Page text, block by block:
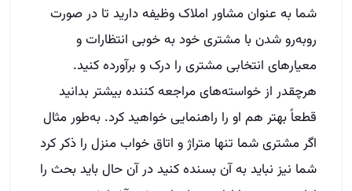
شما به عنوان مشاور املاک وظیفه دارید تا در صورت
روبه‌رو شدن با مشتری خود به خوبی انتظارات و
معیارهای انتخابی مشتری را درک و برآورده کنید.
هرچقدر از خواسته‌های مراجعه کننده بیشتر بدانید
قطعاً بهتر هم او را راهنمایی خواهید کرد. به‌طور مثال
اگر مشتری شما تنها متراژ و اتاق خواب منزل را ذکر کرد
شما نیز نباید به آن بسنده کنید در آن حال باید بحث را